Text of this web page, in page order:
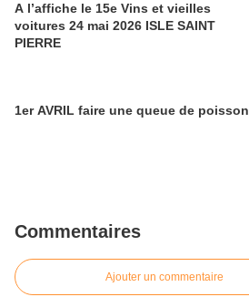
A l’affiche le 15e Vins et vieilles
voitures 24 mai 2026 ISLE SAINT
PIERRE
1er AVRIL faire une queue de poisson
Commentaires
Ajouter un commentaire